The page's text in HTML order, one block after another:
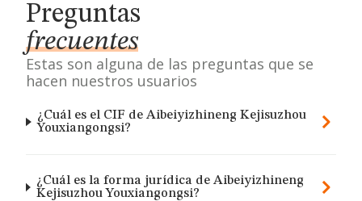
Preguntas
frecuentes
Estas son alguna de las preguntas que se
hacen nuestros usuarios
¿Cuál es el CIF de Aibeiyizhineng Kejisuzhou
Youxiangongsi?
¿Cuál es la forma jurídica de Aibeiyizhineng
Kejisuzhou Youxiangongsi?